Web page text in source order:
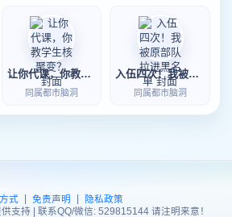
让你代课，你教学生核聚变？
同属都市脑洞
入伍四次！我被原部队拉进黑名单
同属都市脑洞
式 | 免责声明 |
隐私政策
支持 | 联系QQ/微信: 529815144 请注明来意！